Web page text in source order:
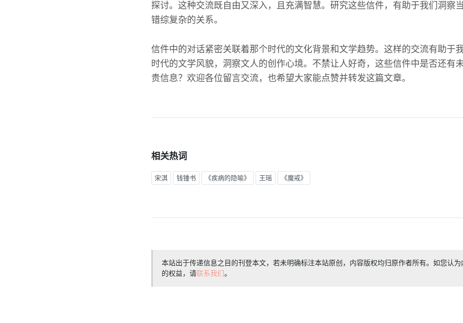
探讨。这种交流既自由又深入，且充满智慧。研究这些信件，有助于我们洞察
错综复杂的关系。
信件中的对话紧密关联着那个时代的文化背景和文学趋势。这样的交流有助于
时代的文学风貌，洞察文人的创作心境。不禁让人好奇，这些信件中是否还有
贵信息？欢迎各位留言交流，也希望大家能点赞并转发这篇文章。
相关热词
宋淇 钱锺书 《疾病的隐喻》 王瑶 《魔戒》
本站出于传递信息之目的刊登本文，若未明确标注本站原创，内容版权均归原作者所有。如您认为
的权益，请联系我们。